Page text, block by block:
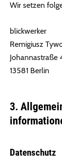
Wir setzen
blickwerker
Remigiusz
Johannastraße
13581 Berlin
3.
Datenschutz